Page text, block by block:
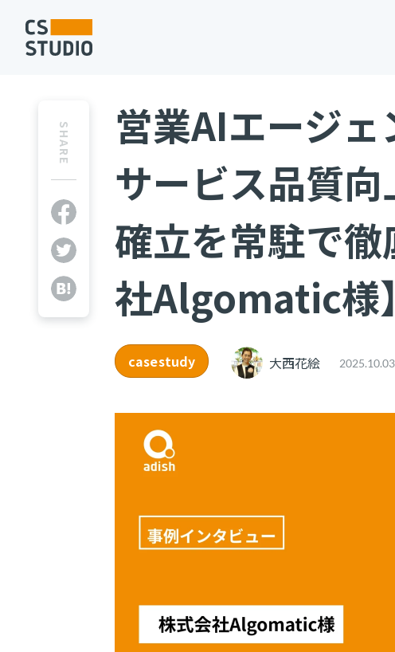
SHARE
営業AIエージ
サービス品質
確立を常駐で
社Algomatic様】
casestudy 大西花絵 2025.10.03